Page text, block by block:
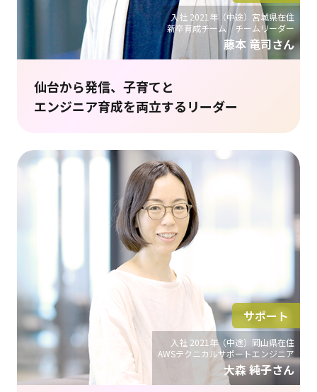
入社 2021年（中途）宮城県在住
新卒育成チーム チームリーダー
藤本 竜司さん
仙台から発信、子育てと
エンジニア育成を両立するリーダー
入社 2021年（中途）岡山県在住
AWSテクニカルサポートエンジニア
大森 純子さん
サポート